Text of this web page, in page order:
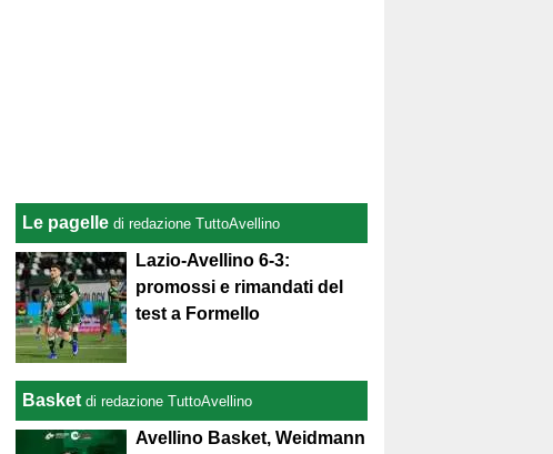
Le pagelle di redazione TuttoAvellino
Lazio-Avellino 6-3:
promossi e rimandati del
test a Formello
Basket di redazione TuttoAvellino
Avellino Basket, Weidmann